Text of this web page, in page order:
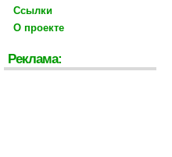
Ссылки
О проекте
Реклама: